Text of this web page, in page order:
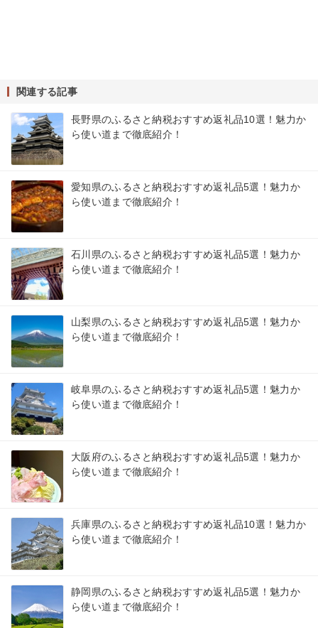
関連する記事
長野県のふるさと納税おすすめ返礼品10選！魅力か
ら使い道まで徹底紹介！
愛知県のふるさと納税おすすめ返礼品5選！魅力か
ら使い道まで徹底紹介！
石川県のふるさと納税おすすめ返礼品5選！魅力か
ら使い道まで徹底紹介！
山梨県のふるさと納税おすすめ返礼品5選！魅力か
ら使い道まで徹底紹介！
岐阜県のふるさと納税おすすめ返礼品5選！魅力か
ら使い道まで徹底紹介！
大阪府のふるさと納税おすすめ返礼品5選！魅力か
ら使い道まで徹底紹介！
兵庫県のふるさと納税おすすめ返礼品10選！魅力か
ら使い道まで徹底紹介！
静岡県のふるさと納税おすすめ返礼品5選！魅力か
ら使い道まで徹底紹介！